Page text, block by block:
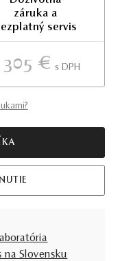
záruka a
servis
305 € S DPH
na Slovensku